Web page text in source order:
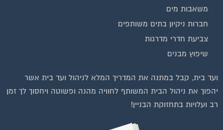
משאבות מים
חברות ניקיון בתים משותפים
צביעת חדרי מדרגות
שיפוץ מבנים
ועד בית, קבל במתנה את המדריך המלא לניהול ועד בית אשר
יהפוך את ניהול הבית המשותף לחוויה מהנה ופשוטה ויחסוך לך זמן
רב ועלויות בתחזוקת הבניין!
הצטרפו עכשיו לקבוצת
הפייסבוק הגדולה בישראל
הנותנת מענה לבעיות
הדיור בבית המשותף!!!